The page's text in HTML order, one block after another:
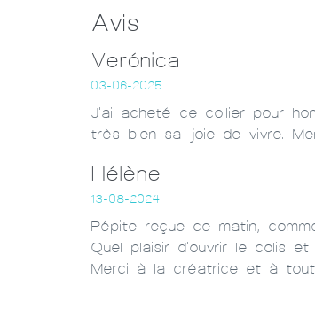
Avis
Verónica
03-06-2025
J'ai acheté ce collier pour
très bien sa joie de vivre.
Hélène
13-08-2024
Pépite reçue ce matin,
Quel plaisir d'ouvrir le colis
Merci à la créatrice et à